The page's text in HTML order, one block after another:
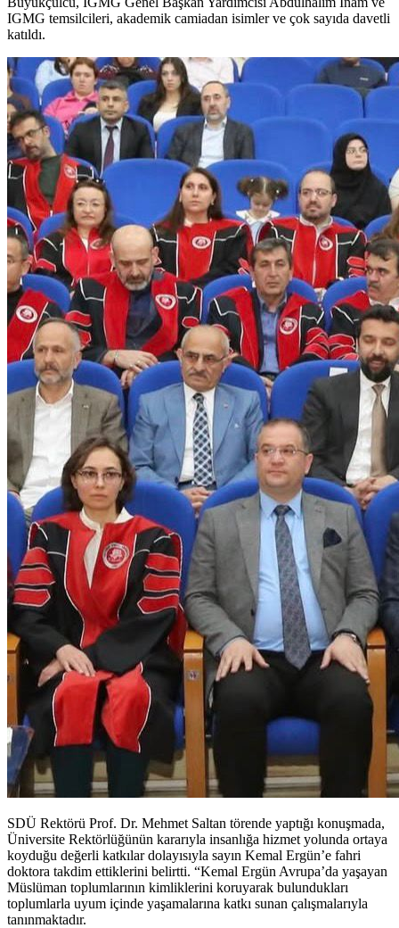
IGMG temsilcileri, akademik camiadan isimler ve çok sayıda davetli
katıldı.
SDÜ Rektörü Prof. Dr. Mehmet Saltan törende yaptığı konuşmada, ​
Üniversite Rektörlüğünün kararıyla insanlığa hizmet yolunda ortaya
koyduğu değerli katkılar dolayısıyla sayın Kemal Ergün’e fahri
doktora takdim ettiklerini belirtti. “Kemal Ergün Avrupa’da yaşayan
Müslüman toplumlarının kimliklerini koruyarak bulundukları
toplumlarla uyum içinde yaşamalarına katkı sunan çalışmalarıyla
tanınmaktadır.